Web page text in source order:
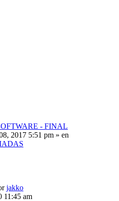
- FINAL
2017 5:51 pm » en
jakko
11:45 am